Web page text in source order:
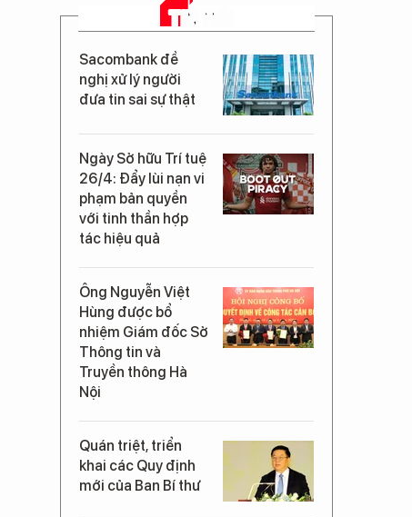
TIN MỚI
Sacombank đề
nghị xử lý người
đưa tin sai sự thật
Ngày Sở hữu Trí tuệ
26/4: Đẩy lùi nạn vi
phạm bản quyền
với tinh thần hợp
tác hiệu quả
Ông Nguyễn Việt
Hùng được bổ
nhiệm Giám đốc Sở
Thông tin và
Truyền thông Hà
Nội
Quán triệt, triển
khai các Quy định
mới của Ban Bí thư